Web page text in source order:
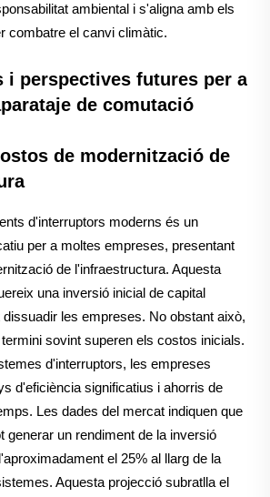
ambiental i s'aligna amb els
combatre el canvi climàtic.
i perspectives futures per a
de comutació
de modernització de
d'interruptors moderns és un
per a moltes empreses, presentant
de l'infraestructura. Aquesta
una inversió inicial de capital
les empreses. No obstant això,
sovint superen els costos inicials.
d'interruptors, les empreses
d'eficiència significatius i ahorris de
Les dades del mercat indiquen que
generar un rendiment de la inversió
el 25% al llarg de la
Aquesta projecció subratlla el